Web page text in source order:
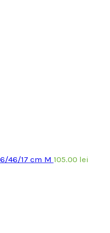
46/17 cm M 105.00 lei